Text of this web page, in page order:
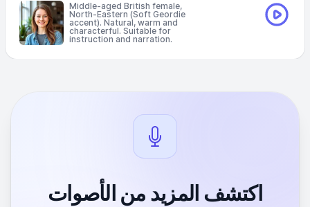
Middle-aged British female,
North-Eastern (Soft Geordie
accent). Natural, warm and
characterful. Suitable for
instruction and narration.
اكتشف المزيد من الأصوات